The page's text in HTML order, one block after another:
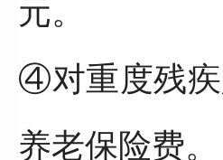
④对重度残
养老保险费。